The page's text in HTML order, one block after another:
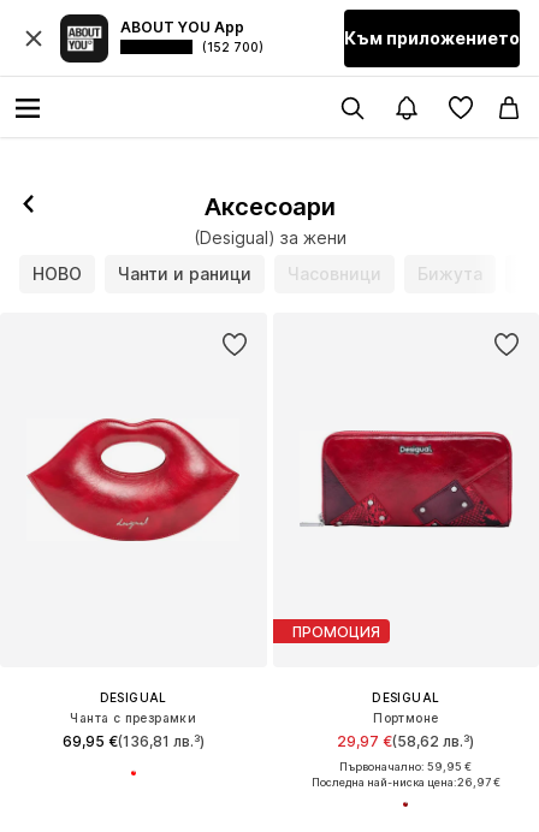
ABOUT YOU App
(152 700) Към приложението
Аксесоари
(Desigual) за жени
НОВО
Чанти и раници Часовници Бижута
DESIGUAL
Чанта с презрамки
69,95 €(136,81 лв.³)
ПРОМОЦИЯ
DESIGUAL
Портмоне
29,97 €(58,62 лв.³)
Първоначално: 59,95 €
Последна най-ниска цена:26,97 €